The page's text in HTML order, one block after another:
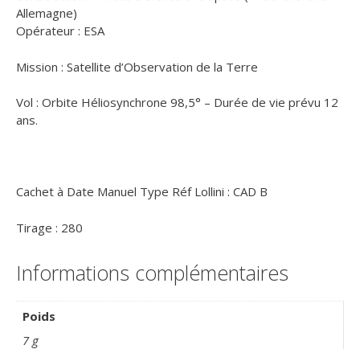
Allemagne)
Opérateur : ESA
Mission : Satellite d’Observation de la Terre
Vol : Orbite Héliosynchrone 98,5° – Durée de vie prévu 12
ans.
Cachet à Date Manuel Type Réf Lollini : CAD B
Tirage : 280
Informations complémentaires
Poids
7 g